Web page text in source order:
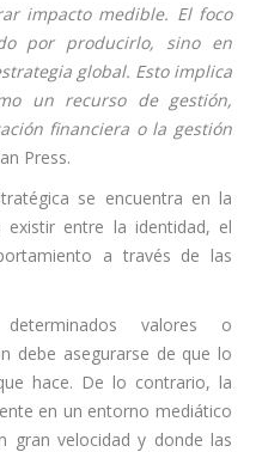
impacto medible. El foco
por producirlo, sino en
global. Esto implica
un recurso de gestión,
financiera o la gestión
Press.
se encuentra en la
existir entre la identidad, el
a través de las
valores o
debe asegurarse de que lo
hace. De lo contrario, la
en un entorno mediático
gran velocidad y donde las